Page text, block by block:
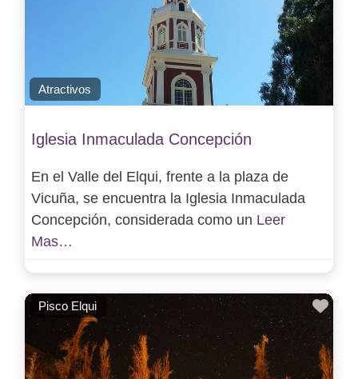
Atractivos
Iglesia Inmaculada Concepción
En el Valle del Elqui, frente a la plaza de
Vicuña, se encuentra la Iglesia Inmaculada
Concepción, considerada como un Leer
Mas…
Pisco Elqui